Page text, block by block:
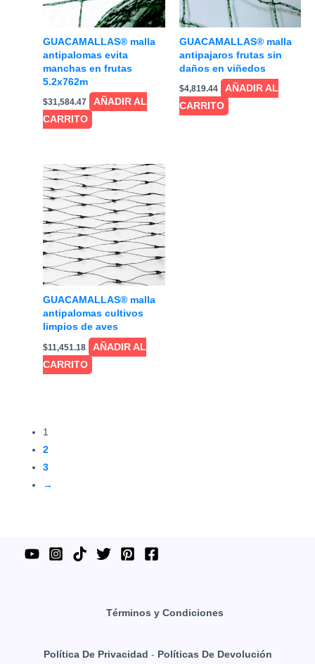
GUACAMALLAS® malla
antipalomas evita
manchas en frutas
5.2x762m
$31,584.47
AÑADIR AL
CARRITO
GUACAMALLAS® malla
antipajaros frutas sin
daños en viñedos
$4,819.44
AÑADIR AL
CARRITO
GUACAMALLAS® malla
antipalomas cultivos
limpios de aves
$11,451.18
AÑADIR AL
CARRITO
1
2
3
→
Términos y Condiciones
Política De Privacidad - Políticas De Devolución